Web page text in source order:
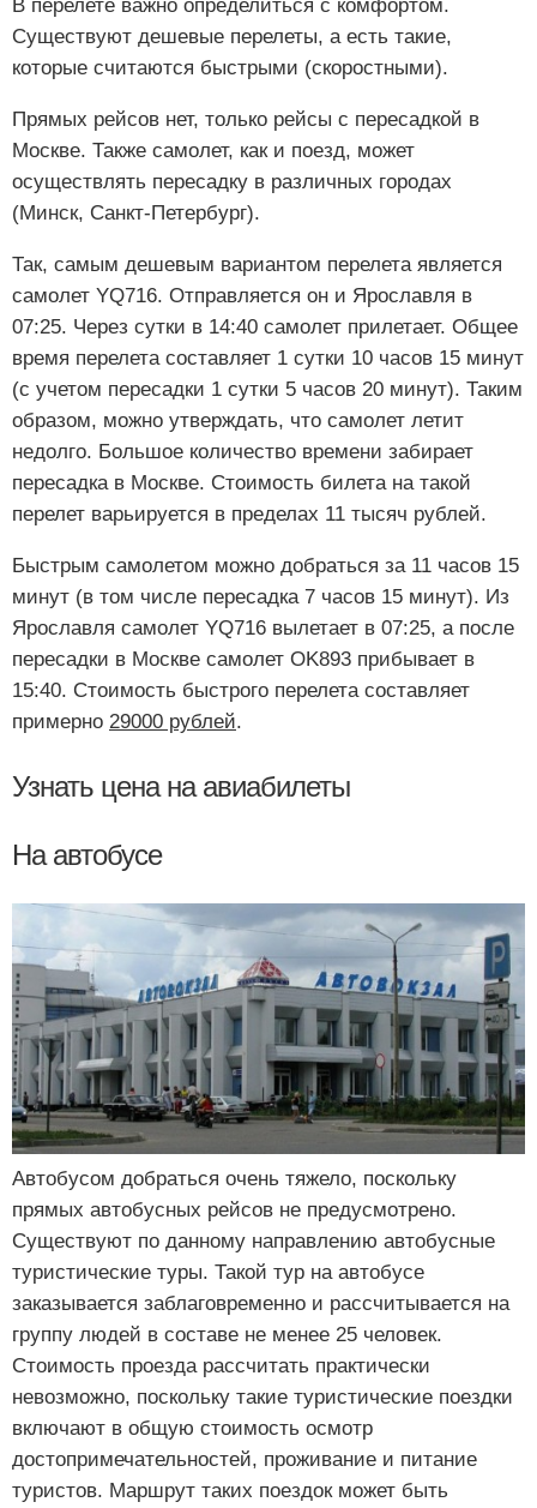
В перелете важно определиться с комфортом.
Существуют дешевые перелеты, а есть такие,
которые считаются быстрыми (скоростными).
Прямых рейсов нет, только рейсы с пересадкой в
Москве. Также самолет, как и поезд, может
осуществлять пересадку в различных городах
(Минск, Санкт-Петербург).
Так, самым дешевым вариантом перелета является
самолет YQ716. Отправляется он и Ярославля в
07:25. Через сутки в 14:40 самолет прилетает. Общее
время перелета составляет 1 сутки 10 часов 15 минут
(с учетом пересадки 1 сутки 5 часов 20 минут). Таким
образом, можно утверждать, что самолет летит
недолго. Большое количество времени забирает
пересадка в Москве. Стоимость билета на такой
перелет варьируется в пределах 11 тысяч рублей.
Быстрым самолетом можно добраться за 11 часов 15
минут (в том числе пересадка 7 часов 15 минут). Из
Ярославля самолет YQ716 вылетает в 07:25, а после
пересадки в Москве самолет OK893 прибывает в
15:40. Стоимость быстрого перелета составляет
примерно 29000 рублей.
Узнать цена на авиабилеты
На автобусе
Автобусом добраться очень тяжело, поскольку
прямых автобусных рейсов не предусмотрено.
Существуют по данному направлению автобусные
туристические туры. Такой тур на автобусе
заказывается заблаговременно и рассчитывается на
группу людей в составе не менее 25 человек.
Стоимость проезда рассчитать практически
невозможно, поскольку такие туристические поездки
включают в общую стоимость осмотр
достопримечательностей, проживание и питание
туристов. Маршрут таких поездок может быть